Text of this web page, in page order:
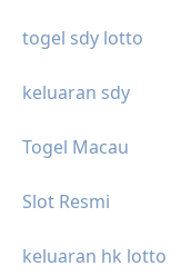
togel sdy lotto
keluaran sdy
Togel Macau
Slot Resmi
keluaran hk lotto